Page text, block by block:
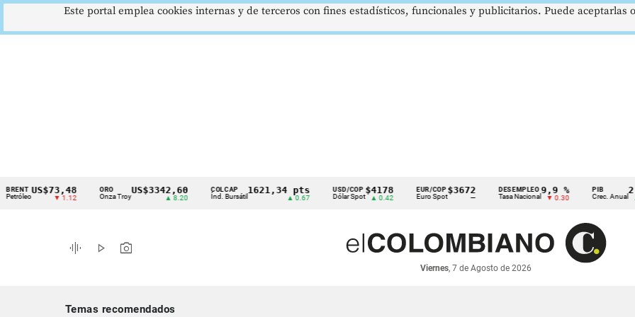
Cintillo
indicadores
económicos
US$73,48
▼ 1.12
ORO
Onza Troy
US$3342,60 COLCAP
Índ. Bursátil
1621,34 pts USD/COP
Dólar Spot
$4178
▲ 0.42
EUR/COP
Euro Spot
$3672
—
DESEMPLEO
Tasa Nacional
9,9 %
▼ 0.30
PIB
Crec. Anual
2,8 %
▲ 0.10
graphic_eq play_arrow photo_camera
Viernes, 7 de Agosto de 2026
Temas recomendados
Este portal emplea cookies internas y de terceros con fines estadísticos, funcionales y publicitarios. Puede aceptarlas